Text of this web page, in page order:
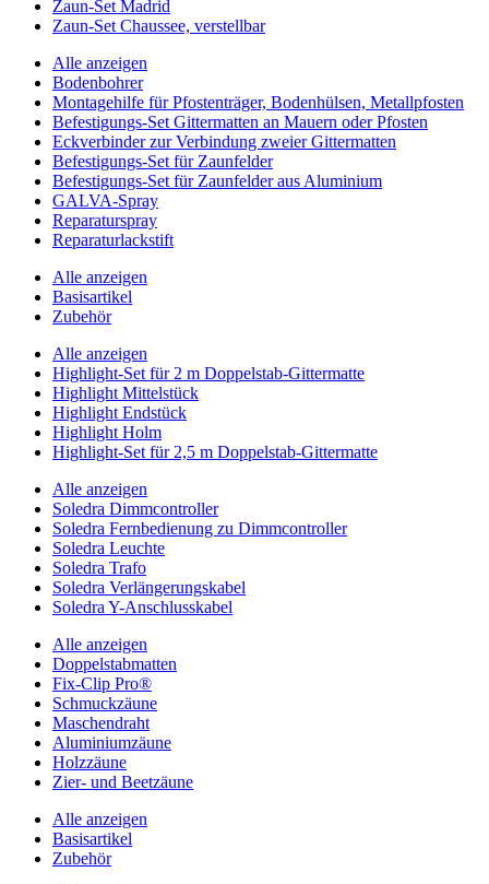
Zaun-Set Madrid
Zaun-Set Chaussee, verstellbar
Alle anzeigen
Bodenbohrer
Montagehilfe für Pfostenträger, Bodenhülsen, Metallpfosten
Befestigungs-Set Gittermatten an Mauern oder Pfosten
Eckverbinder zur Verbindung zweier Gittermatten
Befestigungs-Set für Zaunfelder
Befestigungs-Set für Zaunfelder aus Aluminium
GALVA-Spray
Reparaturspray
Reparaturlackstift
Alle anzeigen
Basisartikel
Zubehör
Alle anzeigen
Highlight-Set für 2 m Doppelstab-Gittermatte
Highlight Mittelstück
Highlight Endstück
Highlight Holm
Highlight-Set für 2,5 m Doppelstab-Gittermatte
Alle anzeigen
Soledra Dimmcontroller
Soledra Fernbedienung zu Dimmcontroller
Soledra Leuchte
Soledra Trafo
Soledra Verlängerungskabel
Soledra Y-Anschlusskabel
Alle anzeigen
Doppelstabmatten
Fix-Clip Pro®
Schmuckzäune
Maschendraht
Aluminiumzäune
Holzzäune
Zier- und Beetzäune
Alle anzeigen
Basisartikel
Zubehör